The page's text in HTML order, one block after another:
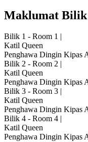
Maklumat Bilik
Bilik 1 - Room 1 |
Katil Queen
Penghawa Dingin Kipas
Bilik 2 - Room 2 |
Katil Queen
Penghawa Dingin Kipas
Bilik 3 - Room 3 |
Katil Queen
Penghawa Dingin Kipas
Bilik 4 - Room 4 |
Katil Queen
Penghawa Dingin Kipas